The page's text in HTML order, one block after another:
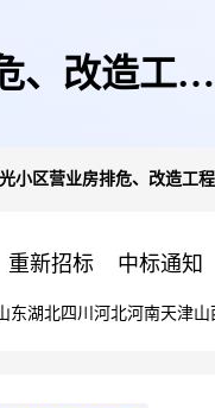
、改造工程
小区营业房排危、改造工
重新招标 中标通知
东湖北四川 河北河南天津山